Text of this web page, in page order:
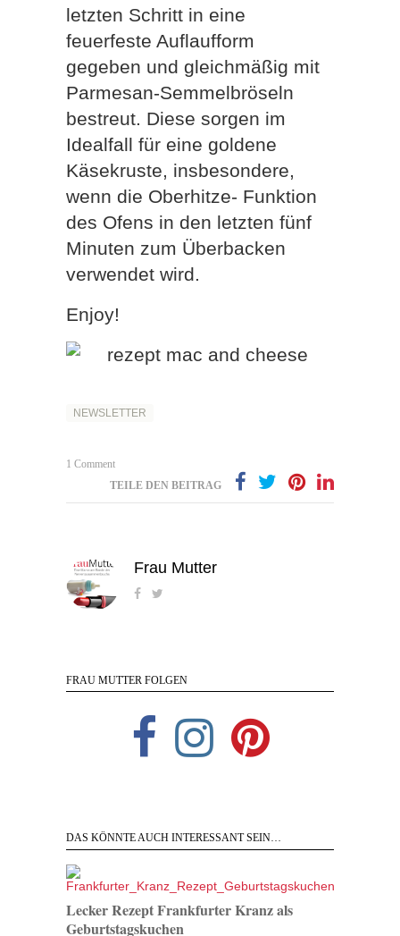
letzten Schritt in eine
feuerfeste Auflaufform
gegeben und gleichmäßig mit
Parmesan-Semmelbröseln
bestreut. Diese sorgen im
Idealfall für eine goldene
Käsekruste, insbesondere,
wenn die Oberhitze- Funktion
des Ofens in den letzten fünf
Minuten zum Überbacken
verwendet wird.
Enjoy!
NEWSLETTER
1 Comment
TEILE DEN BEITRAG
Frau Mutter
FRAU MUTTER FOLGEN
DAS KÖNNTE AUCH INTERESSANT SEIN…
Lecker Rezept Frankfurter Kranz als
Geburtstagskuchen